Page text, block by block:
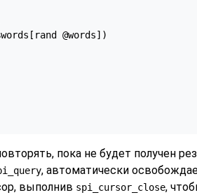
@words])
пока не будет получен
, автоматически
выполнив spi_cursor_close,